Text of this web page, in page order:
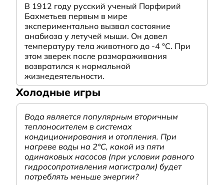
В 1912 году русский ученый Порфирий
Бахметьев первым в мире
экспериментально вызвал состояние
анабиоза у летучей мыши. Он довел
температуру тела животного до -4 °C. При
этом зверек после размораживания
возвратился к нормальной
жизнедеятельности.
Холодные игры
Вода является популярным вторичным
теплоносителем в системах
кондиционирования и отопления. При
нагреве воды на 2°С, какой из пяти
одинаковых насосов (при условии равного
гидросопротивления магистрали) будет
потреблять меньше энергии?